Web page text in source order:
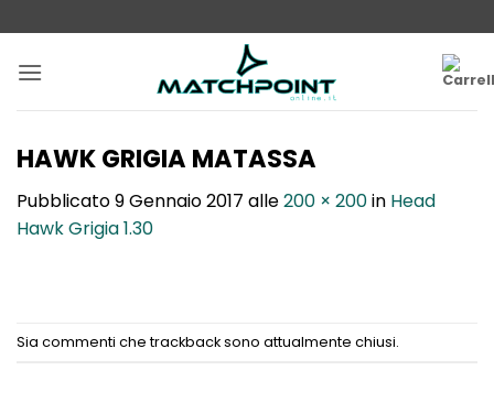
ai
contenuti
HAWK GRIGIA MATASSA
Pubblicato9 Gennaio 2017 alle200 × 200in Head
Hawk Grigia 1.30
Sia commenti che trackback sono attualmente chiusi.